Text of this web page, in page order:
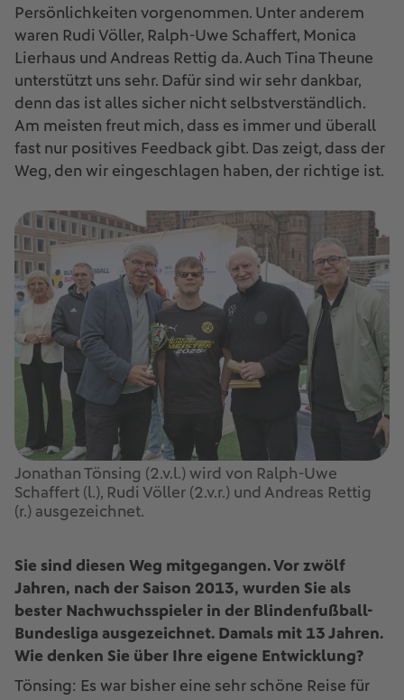
Persönlichkeiten vorgenommen. Unter anderem
waren Rudi Völler, Ralph-Uwe Schaffert, Monica
Lierhaus und Andreas Rettig da. Auch Tina Theune
unterstützt uns sehr. Dafür sind wir sehr dankbar,
denn das ist alles sicher nicht selbstverständlich.
Am meisten freut mich, dass es immer und überall
fast nur positives Feedback gibt. Das zeigt, dass der
Weg, den wir eingeschlagen haben, der richtige ist.
Jonathan Tönsing (2.v.l.) wird von Ralph-Uwe
Schaffert (l.), Rudi Völler (2.v.r.) und Andreas Rettig
(r.) ausgezeichnet.
Sie sind diesen Weg mitgegangen. Vor zwölf
Jahren, nach der Saison 2013, wurden Sie als
bester Nachwuchsspieler in der Blindenfußball-
Bundesliga ausgezeichnet. Damals mit 13 Jahren.
Wie denken Sie über Ihre eigene Entwicklung?
Tönsing: Es war bisher eine sehr schöne Reise für